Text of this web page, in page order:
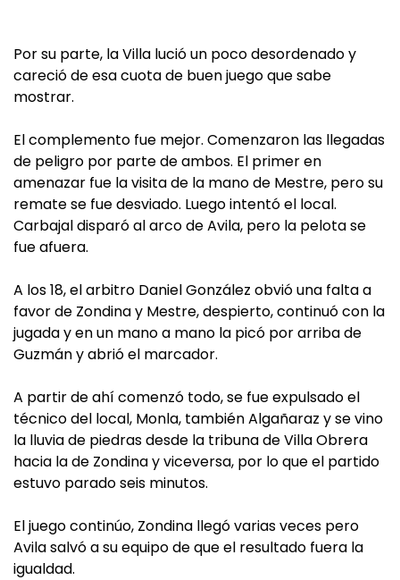
Por su parte, la Villa lució un poco desordenado y
careció de esa cuota de buen juego que sabe
mostrar.
El complemento fue mejor. Comenzaron las llegadas
de peligro por parte de ambos. El primer en
amenazar fue la visita de la mano de Mestre, pero su
remate se fue desviado. Luego intentó el local.
Carbajal disparó al arco de Avila, pero la pelota se
fue afuera.
A los 18, el arbitro Daniel González obvió una falta a
favor de Zondina y Mestre, despierto, continuó con la
jugada y en un mano a mano la picó por arriba de
Guzmán y abrió el marcador.
A partir de ahí comenzó todo, se fue expulsado el
técnico del local, Monla, también Algañaraz y se vino
la lluvia de piedras desde la tribuna de Villa Obrera
hacia la de Zondina y viceversa, por lo que el partido
estuvo parado seis minutos.
El juego continúo, Zondina llegó varias veces pero
Avila salvó a su equipo de que el resultado fuera la
igualdad.